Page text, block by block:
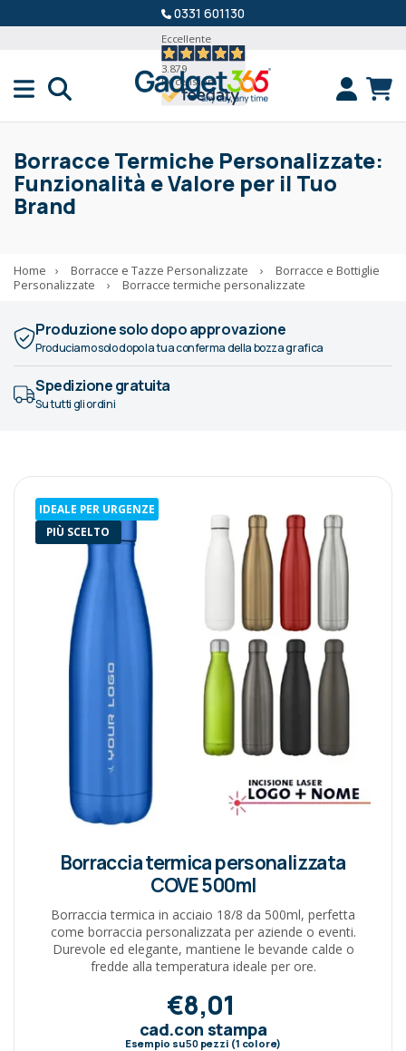
0331 601130
Eccellente
3.879
Recensioni
Borracce Termiche Personalizzate:
Funzionalità e Valore per il Tuo
Brand
Home › Borracce e Tazze Personalizzate ›
Borracce e Bottiglie
Personalizzate
› Borracce termiche personalizzate
Produzione solo dopo approvazione
Produciamo solo dopo la tua conferma della bozza grafica
Spedizione gratuita
Su tutti gli ordini
IDEALE PER URGENZE
PIÙ SCELTO
Borraccia termica personalizzata
COVE 500ml
Borraccia termica in acciaio 18/8 da 500ml, perfetta
come borraccia personalizzata per aziende o eventi.
Durevole ed elegante, mantiene le bevande calde o
fredde alla temperatura ideale per ore.
€8,01
cad.con stampa
Esempio su50pezzi (1 colore)